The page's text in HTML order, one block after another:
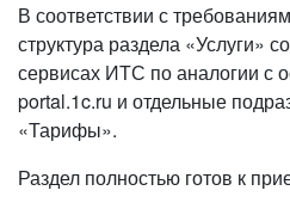
В соответствии с
структура раздела «Услуги»
сервисах ИТС по аналогии с
portal.1c.ru и отдельные
«Тарифы».
Раздел полностью готов к